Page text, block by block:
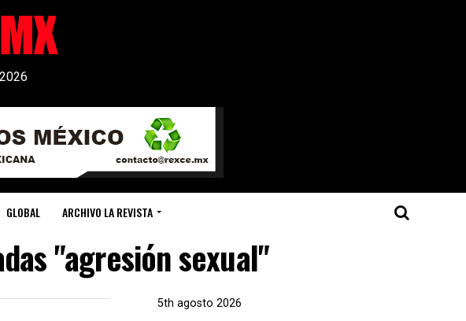
GLOBAL ARCHIVO LA REVISTA
"agresión sexual"
5th agosto 2026